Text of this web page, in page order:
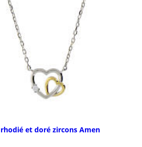
et doré zircons Amen